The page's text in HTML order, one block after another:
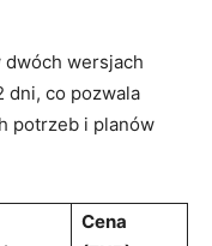
dwóch wersjach
dni, ⁤co pozwala
‍potrzeb i planów
Cena